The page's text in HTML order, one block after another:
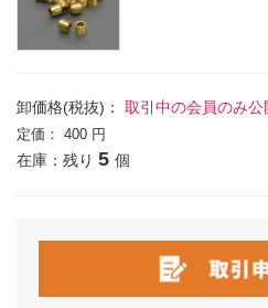
卸価格(税抜)： 取引中の会員のみ公
定価： 400 円
在庫：残り 5 個